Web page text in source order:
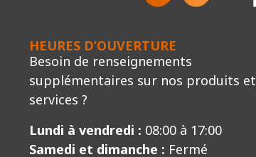
HEURES D’OUVERTURE
Besoin de renseignements
supplémentaires sur nos produits et
services ?
Lundi à vendredi : 08:00 à 17:00
Samedi et dimanche : Fermé